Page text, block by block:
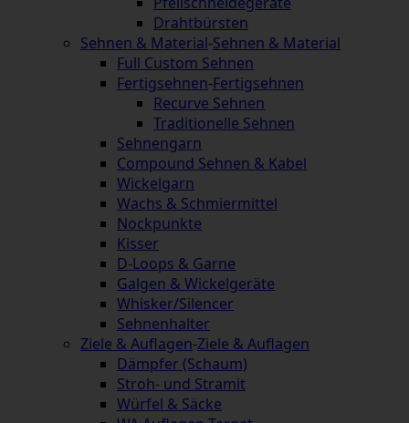
Drahtbürsten
Sehnen & Material-Sehnen & Material
Full Custom Sehnen
Fertigsehnen-Fertigsehnen
Recurve Sehnen
Traditionelle Sehnen
Sehnengarn
Compound Sehnen & Kabel
Wickelgarn
Wachs & Schmiermittel
Nockpunkte
Kisser
D-Loops & Garne
Galgen & Wickelgeräte
Whisker/Silencer
Sehnenhalter
Ziele & Auflagen-Ziele & Auflagen
Dämpfer (Schaum)
Stroh- und Stramit
Würfel & Säcke